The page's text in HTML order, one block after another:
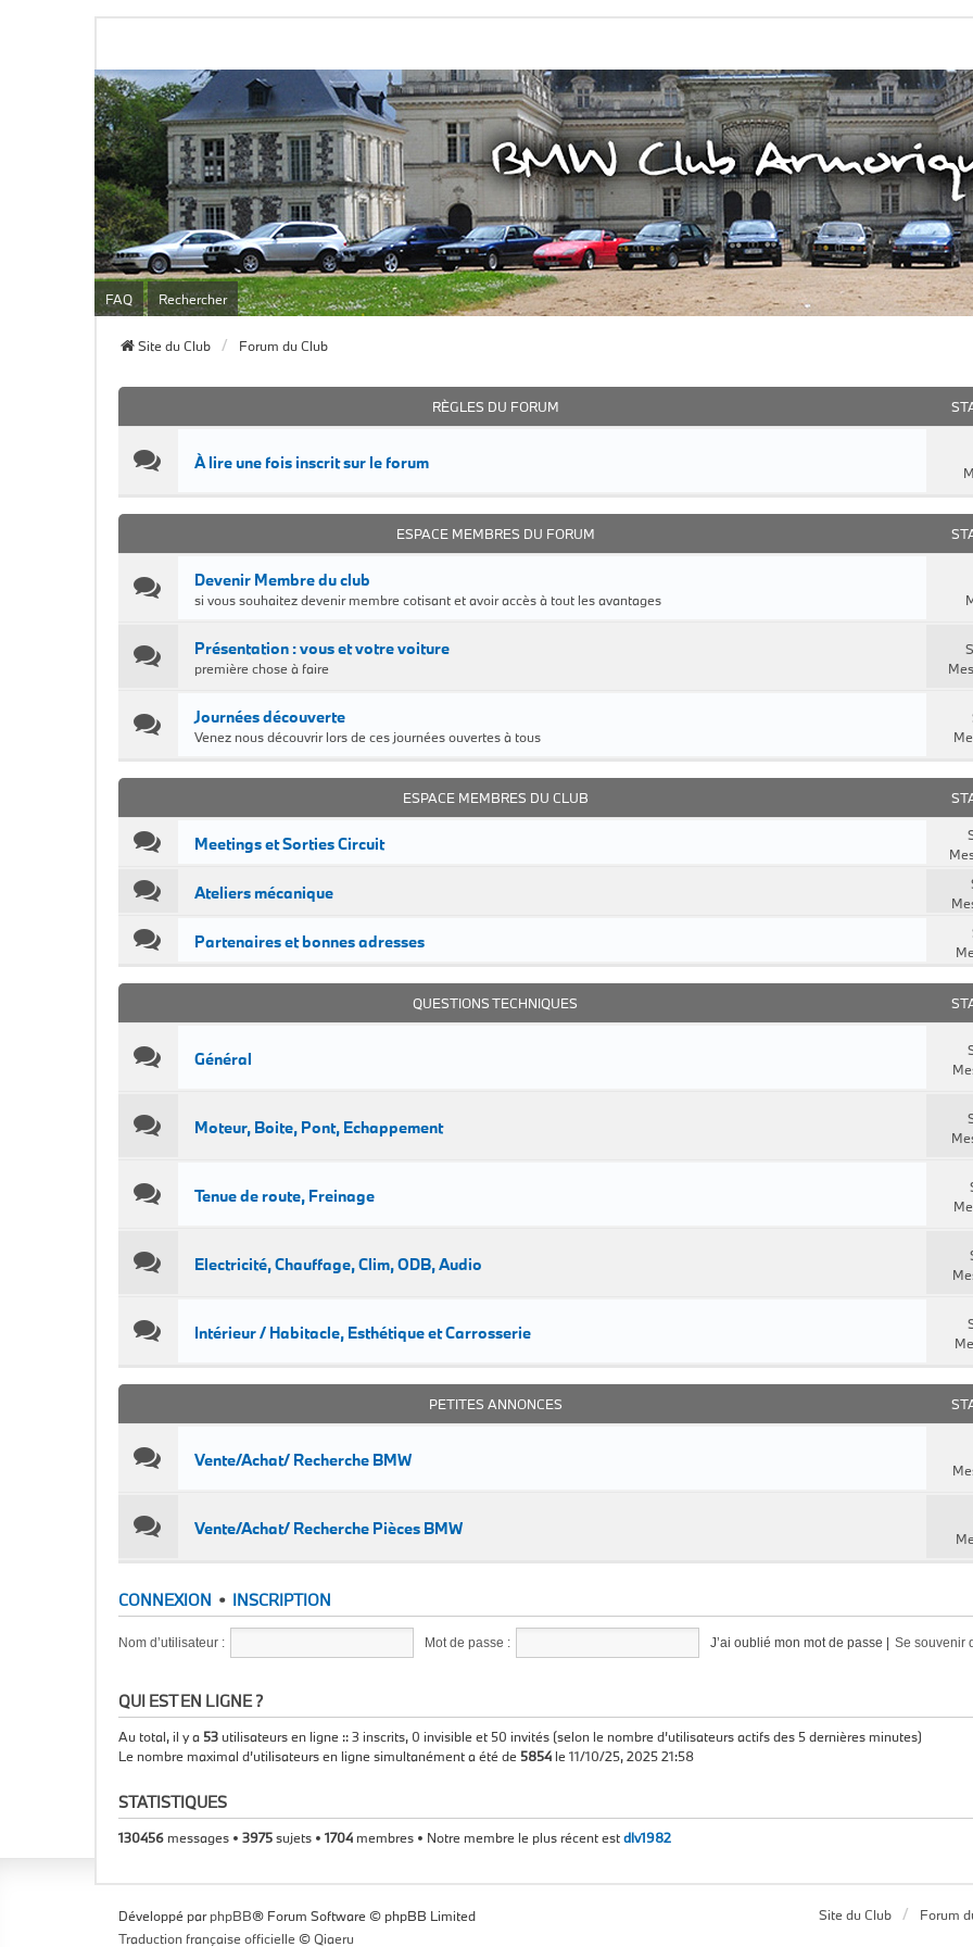
FAQ Rechercher
Site du Club Forum du Club
RÈGLES DU FORUM
À lire une fois inscrit sur le forum
ESPACE MEMBRES DU FORUM
Devenir Membre du club
si vous souhaitez devenir membre cotisant et avoir accès à tout les avantages
Présentation : vous et votre voiture
première chose à faire
Journées découverte
Venez nous découvrir lors de ces journées ouvertes à tous
ESPACE MEMBRES DU CLUB
Meetings et Sorties Circuit
Ateliers mécanique
Partenaires et bonnes adresses
QUESTIONS TECHNIQUES
Général
Moteur, Boite, Pont, Echappement
Tenue de route, Freinage
Electricité, Chauffage, Clim, ODB, Audio
Intérieur / Habitacle, Esthétique et Carrosserie
PETITES ANNONCES
Vente/Achat/ Recherche BMW
Vente/Achat/ Recherche Pièces BMW
CONNEXION • INSCRIPTION
Nom d’utilisateur : Mot de passe : J’ai oublié mon mot de passe Se souvenir
QUI EST EN LIGNE ?
Au total, il y a 53 utilisateurs en ligne :: 3 inscrits, 0 invisible et 50 invités (selon le nombre d’utilisateurs actifs des 5 dernières minutes)
Le nombre maximal d’utilisateurs en ligne simultanément a été de 5854 le 11/10/25, 2025 21:58
STATISTIQUES
130456 messages • 3975sujets • 1704 membres • Notre membre le plus récent estdlv1982
Site du Club Forum
Développé parphpBB® Forum Software © phpBB Limited
Traduction française officielle ©Qiaeru